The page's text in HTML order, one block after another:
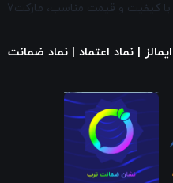
باشد. برای خرید لپ تاپ و لوازم جانبی با کیفیت و قیمت مناسب، مارکت7
| نماد اعتماد | نماد ضمانت